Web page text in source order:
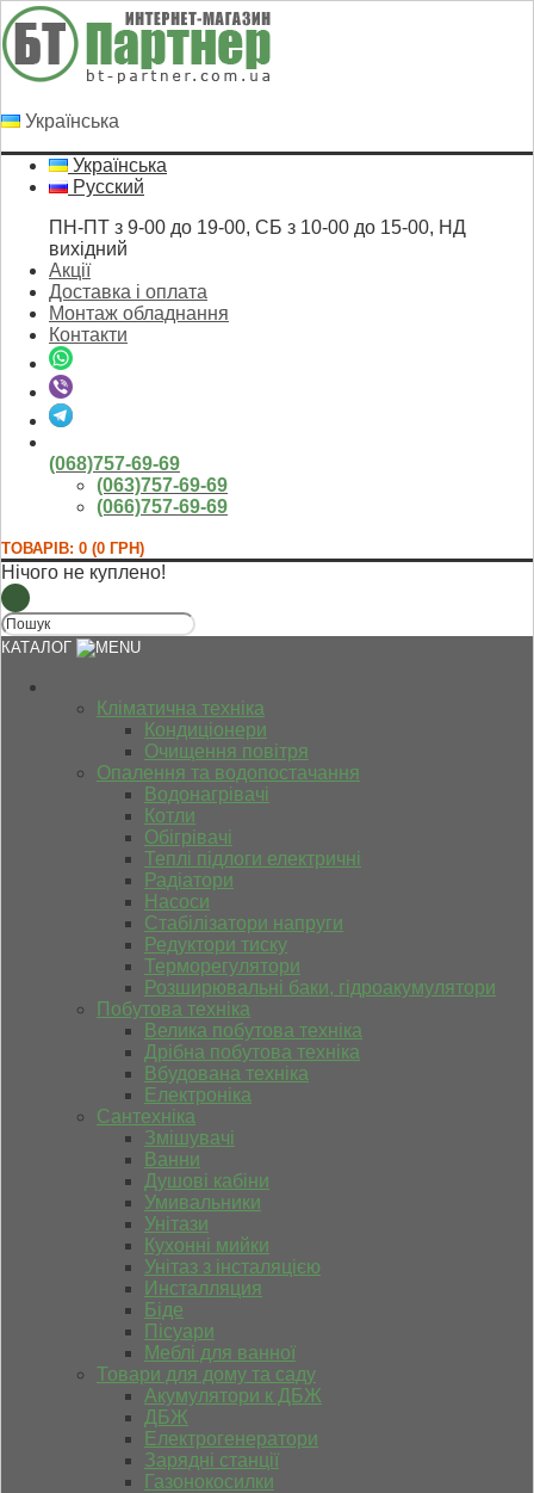
Українська
Українська
Русский
ПН-ПТ з 9-00 до 19-00, СБ з 10-00 до 15-00, НД
вихідний
Акції
Доставка і оплата
Монтаж обладнання
Контакти
(068)757-69-69
(063)757-69-69
(066)757-69-69
ТОВАРІВ: 0 (0 ГРН)
Нічого не куплено!
КАТАЛОГ
Кліматична техніка
Кондиціонери
Очищення повітря
Опалення та водопостачання
Водонагрівачі
Котли
Обігрівачі
Теплі підлоги електричні
Радіатори
Насоси
Стабілізатори напруги
Редуктори тиску
Терморегулятори
Розширювальні баки, гідроакумулятори
Побутова техніка
Велика побутова техніка
Дрібна побутова техніка
Вбудована техніка
Електроніка
Сантехніка
Змішувачі
Ванни
Душові кабіни
Умивальники
Унітази
Кухонні мийки
Унітаз з інсталяцією
Инсталляция
Біде
Пісуари
Меблі для ванної
Товари для дому та саду
Акумулятори к ДБЖ
ДБЖ
Електрогенератори
Зарядні станції
Газонокосилки